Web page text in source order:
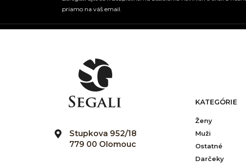
priamo na váš email.
Stupkova 952/18
779 00 Olomouc
KATEGÓRIE
Ženy
Muži
Ostatné
Darčeky